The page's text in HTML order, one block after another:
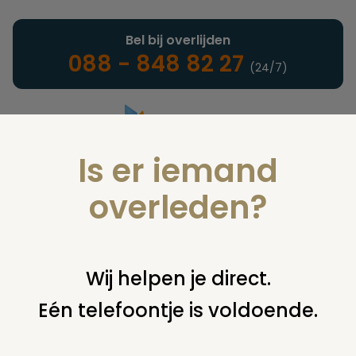
Landelijke uitvaartonderneming
Bel bij overlijden
088 - 848 82 27 (24/7)
U bent hier: home juridisch cremeren bijzetten of
bijzetting asbus huurgraf
Is er iemand
overleden?
Wij helpen je direct.
Eén telefoontje is voldoende.